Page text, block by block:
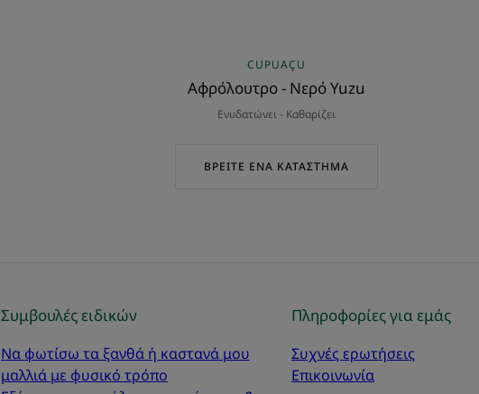
CUPUAÇU
Αφρόλουτρο - Νερό Yuzu
Ενυδατώνει - Καθαρίζει
ΒΡΕΊΤΕ ΈΝΑ ΚΑΤΆΣΤΗΜΑ
Συμβουλές ειδικών
Να φωτίσω τα ξανθά ή καστανά μου
μαλλιά με φυσικό τρόπο
Πληροφορίες για εμάς
Συχνές ερωτήσεις
Επικοινωνία